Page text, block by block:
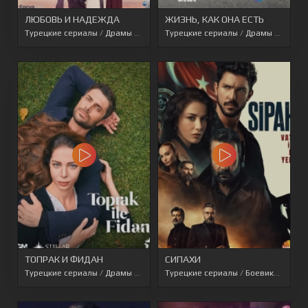
ЛЮБОВЬ И НАДЕЖДА
Турецкие сериалы / Драмы Турецкие сериалы 2022
ЖИЗНЬ, КАК ОНА ЕСТЬ
Турецкие сериалы / Драмы
ТОПРАК И ФИДАН
Турецкие сериалы / Драмы Турецкие сериалы 2022
СИПАХИ
Турецкие сериалы / Боевики /